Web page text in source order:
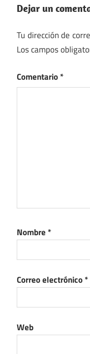
Dejar un
Tu dirección de
Los campos
Comentario*
Nombre *
Correo electrónico*
Web